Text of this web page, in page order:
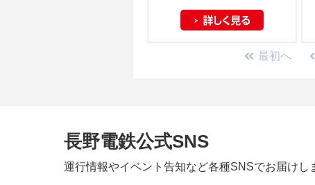
最初へ
長野電鉄公式SNS
運行情報やイベント告知など各種SNSでお届けし